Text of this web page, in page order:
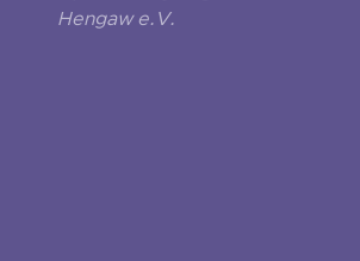
Hengaw e.V.